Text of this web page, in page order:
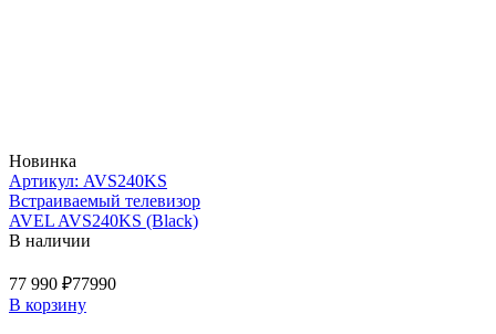
Новинка
Артикул: AVS240KS
Встраиваемый телевизор
AVEL AVS240KS (Black)
В наличии
77 990 ₽77990
В корзину